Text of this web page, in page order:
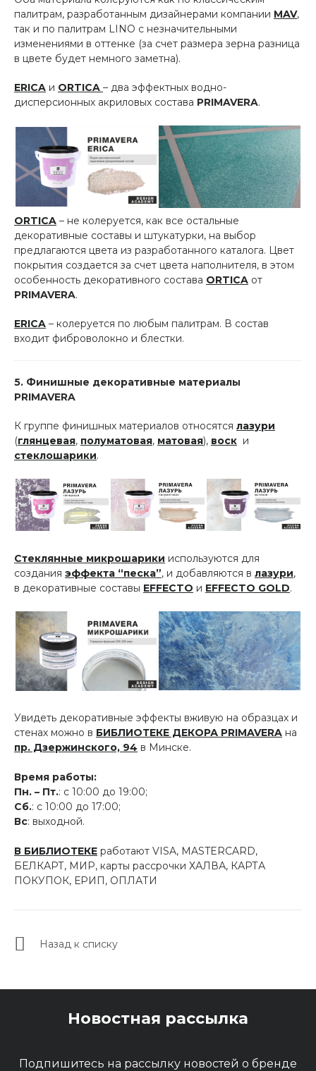
палитрам, разработанным дизайнерами компании MAV,
так и по палитрам LINO с незначительными
изменениями в оттенке (за счет размера зерна разница
в цвете будет немного заметна).
ERICA и ORTICA – два эффектных водно-
дисперсионных акриловых состава PRIMAVERA.
ORTICA – не колеруется, как все остальные
декоративные составы и штукатурки, на выбор
предлагаются цвета из разработанного каталога. Цвет
покрытия создается за счет цвета наполнителя, в этом
особенность декоративного состава ORTICA от
PRIMAVERA.
ERICA – колеруется по любым палитрам. В состав
входит фиброволокно и блестки.
5. Финишные декоративные материалы
PRIMAVERA
К группе финишных материалов относятся лазури
(глянцевая, полуматовая, матовая), воск и
стеклошарики.
Стеклянные микрошарики используются для
создания эффекта “песка”, и добавляются в лазури,
в декоративные составы EFFECTO и EFFECTO GOLD.
Увидеть декоративные эффекты вживую на образцах и
стенах можно в БИБЛИОТЕКЕ ДЕКОРА PRIMAVERA на
пр. Дзержинского, 94 в Минске.
Время работы:
Пн. – Пт.: с 10:00 до 19:00;
Сб.: с 10:00 до 17:00;
Вс: выходной.
В БИБЛИОТЕКЕ работают VISA, MASTERCARD,
БЕЛКАРТ, МИР, карты рассрочки ХАЛВА, КАРТА
ПОКУПОК, ЕРИП, ОПЛАТИ
Назад к списку
Новостная рассылка
Подпишитесь на рассылку новостей о бренде